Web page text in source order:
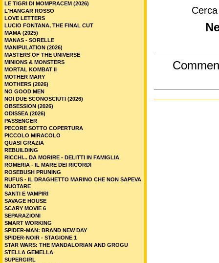
LE TIGRI DI MOMPRACEM (2026)
L'HANGAR ROSSO
LOVE LETTERS
LUCIO FONTANA, THE FINAL CUT
MAMA (2025)
MANAS - SORELLE
MANIPULATION (2026)
MASTERS OF THE UNIVERSE
MINIONS & MONSTERS
MORTAL KOMBAT II
MOTHER MARY
MOTHERS (2026)
NO GOOD MEN
NOI DUE SCONOSCIUTI (2026)
OBSESSION (2026)
ODISSEA (2026)
PASSENGER
PECORE SOTTO COPERTURA
PICCOLO MIRACOLO
QUASI GRAZIA
REBUILDING
RICCHI... DA MORIRE - DELITTI IN FAMIGLIA
ROMERIA - IL MARE DEI RICORDI
ROSEBUSH PRUNING
RUFUS - IL DRAGHETTO MARINO CHE NON SAPEVA
NUOTARE
SANTI E VAMPIRI
SAVAGE HOUSE
SCARY MOVIE 6
SEPARAZIONI
SMART WORKING
SPIDER-MAN: BRAND NEW DAY
SPIDER-NOIR - STAGIONE 1
STAR WARS: THE MANDALORIAN AND GROGU
STELLA GEMELLA
SUPERGIRL